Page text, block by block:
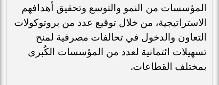
المؤسسات من النمو والتوسع وتحقيق أهدافهم
الاستراتيجية، من خلال توقيع عدد من بروتوكولات
التعاون والدخول في تحالفات مصرفية لمنح
تسهيلات ائتمانية لعدد من المؤسسات الكُبرى
بمختلف القطاعات.